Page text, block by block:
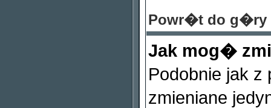
Powr�t do g�ry
Jak mog�
Podobnie jak
zmieniane